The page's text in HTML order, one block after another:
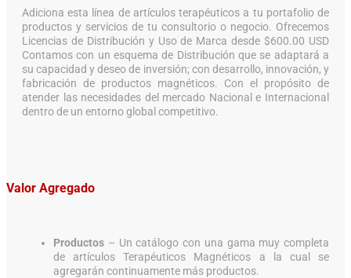
Adiciona esta línea de artículos terapéuticos a tu portafolio de
productos y servicios de tu consultorio o negocio. Ofrecemos
Licencias de Distribución y Uso de Marca desde $600.00 USD
Contamos con un esquema de Distribución que se adaptará a
su capacidad y deseo de inversión; con desarrollo, innovación, y
fabricación de productos magnéticos. Con el propósito de
atender las necesidades del mercado Nacional e Internacional
dentro de un entorno global competitivo.
Valor Agregado
Productos – Un catálogo con una gama muy completa
de artículos Terapéuticos Magnéticos a la cual se
agregarán continuamente más productos.